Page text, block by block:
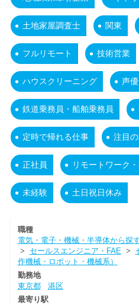
土地家屋調査士 関東
フルリモート 技術営業
ハウスクリーニング 声
鉄道乗務員・船舶乗務員
定時で帰れる仕事 注目
正社員 リモートワーク
未経験 土日祝日休み
職種
電気・電子・機械・半導体から探
> セールスエンジニア・FAE>
作機械・ロボット・機械系）
勤務地
東京都
港区
最寄り駅